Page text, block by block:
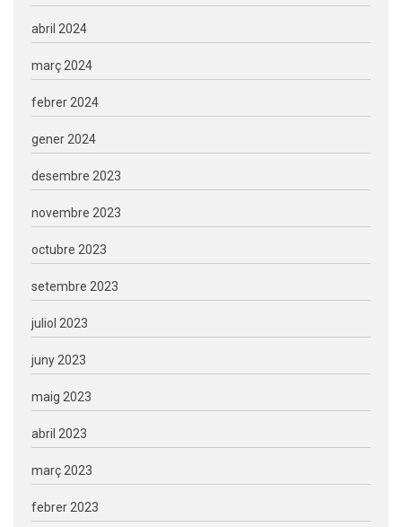
abril 2024
març 2024
febrer 2024
gener 2024
desembre 2023
novembre 2023
octubre 2023
setembre 2023
juliol 2023
juny 2023
maig 2023
abril 2023
març 2023
febrer 2023